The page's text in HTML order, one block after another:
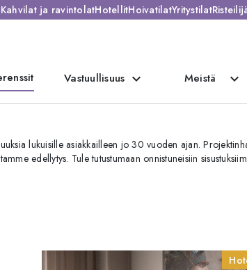
Kahvilat ja ravintolatHotellitHoivatilatYritystilat
Vastuullisuus expand_more Meistä expand_more
Asiakkaat
lukuisille asiakkailleen jo 30 vuoden ajan.
edellytys. Tule tutustumaan onnistuneisiin